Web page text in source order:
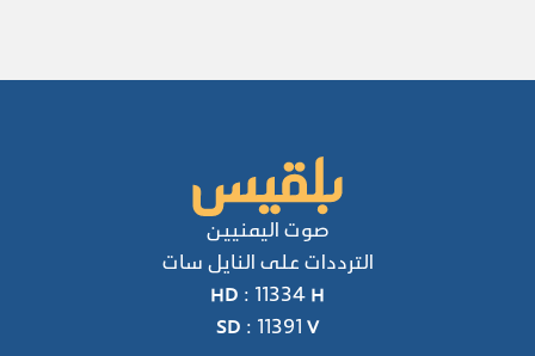
صوت اليمنيين
الترددات على النايل سات
HD : 11334 H
SD : 11391 V